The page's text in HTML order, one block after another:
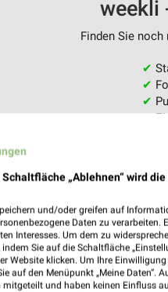
weekli
Finden Sie
✔
✔
✔
✔
„Ablehnen“ wird
und/oder greifen auf
Daten zu
Interesses. Um dem zu
Sie auf die Schaltfläche
Website klicken. Um Ihre
auf den Menüpunkt „Meine Daten“.
mitgeteilt und haben keinen Einfluss